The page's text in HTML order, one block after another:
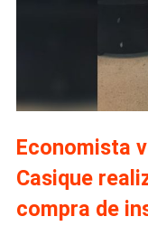
Economista
Casique
compra de